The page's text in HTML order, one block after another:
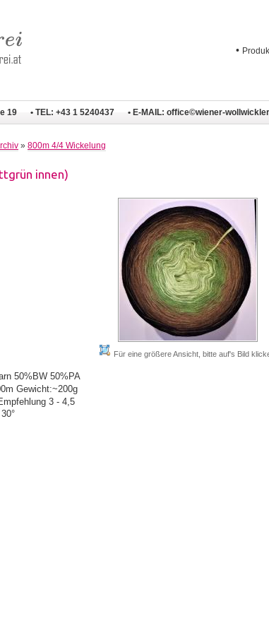
•
19 • TEL: +43 1 5240437 • E-MAIL:office©wiener-
» 800m 4/4 Wickelung
innen)
Für eine größere Ansicht, bitte auf's Bild
50%BW 50%PA
Gewicht:~200g
3 - 4,5